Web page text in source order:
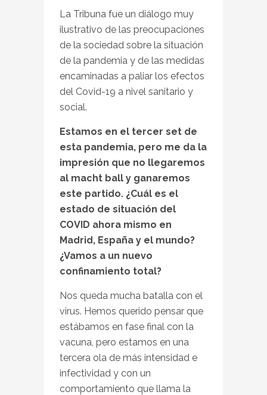
La Tribuna fue un diálogo muy
ilustrativo de las preocupaciones
de la sociedad sobre la situación
de la pandemia y de las medidas
encaminadas a paliar los efectos
del Covid-19 a nivel sanitario y
social.
Estamos en el tercer set de
esta pandemia, pero me da la
impresión que no llegaremos
al macht ball y ganaremos
este partido. ¿Cuál es el
estado de situación del
COVID ahora mismo en
Madrid, España y el mundo?
¿Vamos a un nuevo
confinamiento total?
Nos queda mucha batalla con el
virus. Hemos querido pensar que
estábamos en fase final con la
vacuna, pero estamos en una
tercera ola de más intensidad e
infectividad y con un
comportamiento que llama la